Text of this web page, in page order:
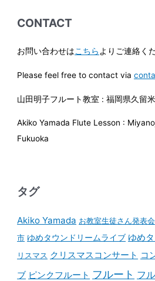
CONTACT
お問い合わせはこちらよりご連絡く
Please feel free to contact via
山田明子フルート教室 : 福岡県久留
Akiko Yamada Flute Lesson :
Fukuoka
タグ
Akiko Yamada お教室生徒さん発表会
市 ゆめタウンドリームライブ ゆめ
リスマス クリスマスコンサート コ
ブ ピンクフルート フルート フ